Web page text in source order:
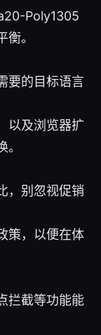
Poly1305
。
要的目标语言
以及浏览器扩
，别忽视促销
策，以便在体
拦截等功能能